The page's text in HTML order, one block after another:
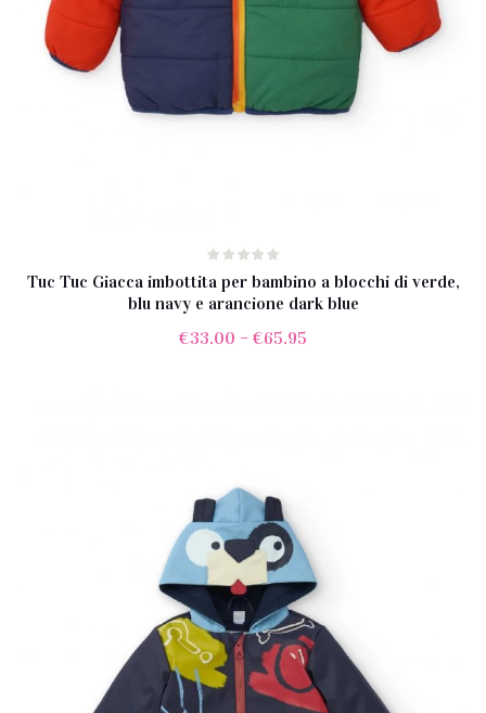
Tuc Tuc Giacca imbottita per bambino a blocchi di verde,
blu navy e arancione dark blue
€33.00 – €65.95